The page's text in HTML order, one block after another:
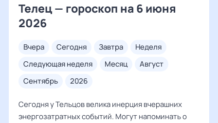
Телец — гороскоп на 6 июня
2026
вчера сегодня завтра
неделя
следующая неделя
месяц
август
сентябрь
2026
Сегодня у Тельцов велика инерция вчерашних
энергозатратных событий. Могут напоминать о